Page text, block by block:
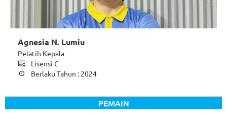
Agnesia N. Lumiu
Pelatih Kepala
Lisensi C
Berlaku Tahun : 2024
PEMAIN